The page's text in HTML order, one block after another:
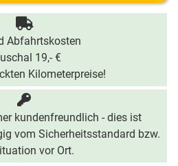
Abfahrtskosten
19,- €
Kilometerpreise!
kundenfreundlich - dies ist
vom Sicherheitsstandard bzw.
vor Ort.